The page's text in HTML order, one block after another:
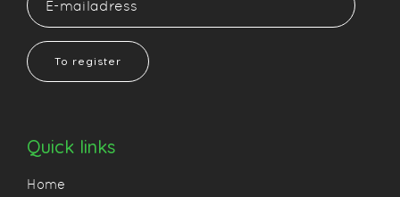
To register
Quick links
Home